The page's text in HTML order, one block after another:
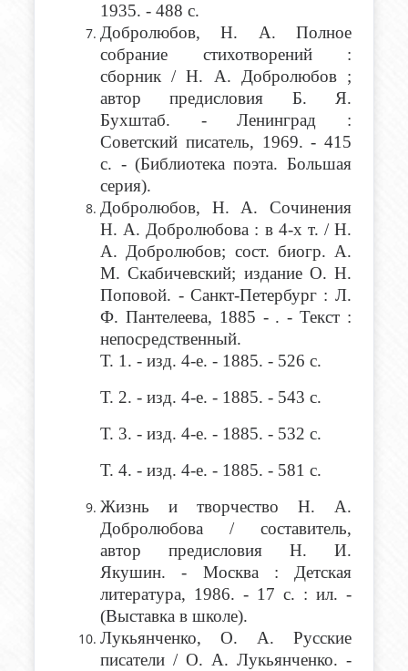
1935. - 488 с.
Добролюбов, Н. А. Полное
собрание стихотворений :
сборник / Н. А. Добролюбов ;
автор предисловия Б. Я.
Бухштаб. - Ленинград :
Советский писатель, 1969. - 415
с. - (Библиотека поэта. Большая
серия).
Добролюбов, Н. А. Сочинения
Н. А. Добролюбова : в 4-х т. / Н.
А. Добролюбов; сост. биогр. А.
М. Скабичевский; издание О. Н.
Поповой. - Санкт-Петербург : Л.
Ф. Пантелеева, 1885 - . - Текст :
непосредственный.
Т. 1. - изд. 4-е. - 1885. - 526 с.
Т. 2. - изд. 4-е. - 1885. - 543 с.
Т. 3. - изд. 4-е. - 1885. - 532 с.
Т. 4. - изд. 4-е. - 1885. - 581 с.
Жизнь и творчество Н. А.
Добролюбова / составитель,
автор предисловия Н. И.
Якушин. - Москва : Детская
литература, 1986. - 17 с. : ил. -
(Выставка в школе).
Лукьянченко, О. А. Русские
писатели / О. А. Лукьянченко. -